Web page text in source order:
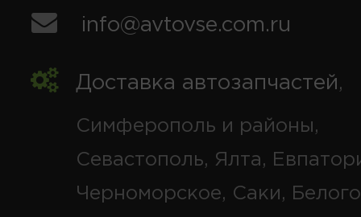
info@avtovse.com.ru
Доставка автозапчастей,
Симферополь и районы,
Севастополь, Ялта,
Черноморское, Саки,